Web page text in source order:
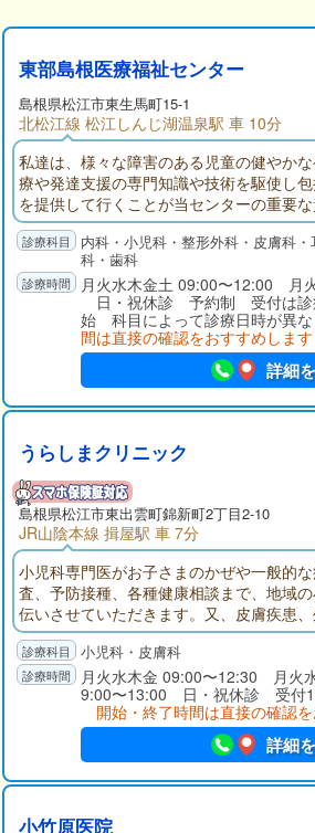
東部島根医療福祉センター
島根県松江市東生馬町15-1
北松江線 松江しんじ湖温泉駅 車 10分
私達は、様々な障害のある児童の健やか
療や発達支援の専門知識や技術を駆使し
を提供して行くことが当センターの重要
います。そのために施設入所支援から在
業を通して、障害の軽減を図りながら発
充実した日常活動や積極的な社会参加がで
高める支援に努めています。
内科・小児科・整形外科・皮膚科
科・歯科
月火水木金土 09:00〜12:00 月
日・祝休診 予約制 受付は診
始 科目によって診療日時が異
間は直接の確認をおすすめします
詳細
うらしまクリニック
島根県松江市東出雲町錦新町2丁目2-10
JR山陰本線 揖屋駅 車 7分
小児科専門医がお子さまのかぜや一般的
査、予防接種、各種健康相談まで、地域
伝いさせていただきます。又、皮膚疾患
医が担当いたします。患者様やご家族が
れるような温かい雰囲気のクリニックをめ
リニックにお気軽にご相談ください。
小児科・皮膚科
月火水木金 09:00〜12:30 月火
9:00〜13:00 日・祝休診 受付
開始・終了時間は直接の確認
詳細
小竹原医院